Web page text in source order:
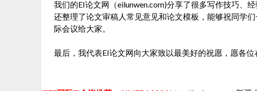
我们的EI论文网（eilunwen.com)分享了很多写作技巧、
还整理了论文审稿人常见意见和论文模板，能够祝同学
际会议给大家。
最后，我代表EI论文网向大家致以最美好的祝愿，愿各位